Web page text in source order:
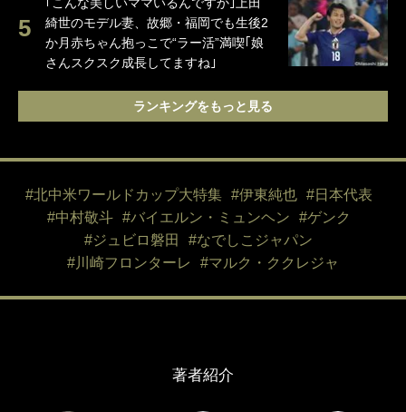
綺世のモデル妻、故郷・福岡でも生後2
か月赤ちゃん抱っこで“ラー活”満喫｢娘
さんスクスク成長してますね｣
ランキングをもっと見る
#北中米ワールドカップ大特集 #伊東純也
#日本代表
#中村敬斗
#バイエルン・ミュンヘン
#ゲンク
#ジュビロ磐田
#なでしこジャパン
#川崎フロンターレ
#マルク・ククレジャ
著者紹介